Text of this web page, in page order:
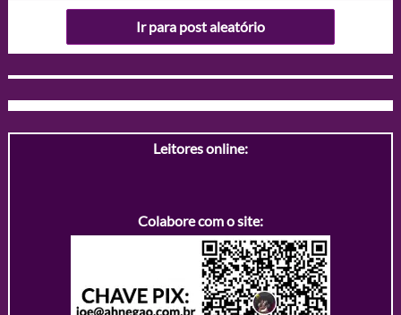
Ir para post aleatório
Leitores online:
Colabore com o site: